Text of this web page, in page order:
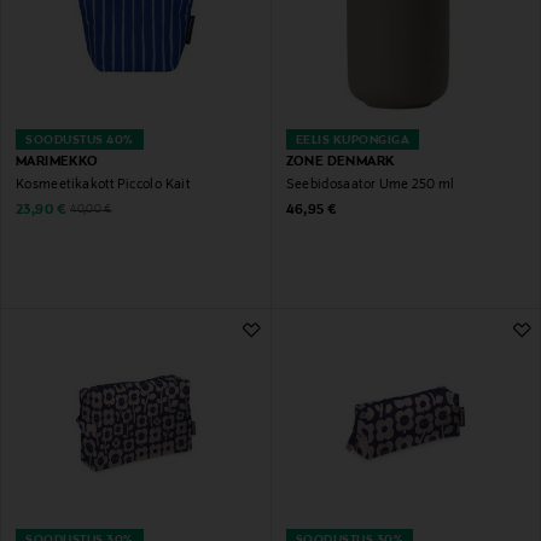
SOODUSTUS 40%
MARIMEKKO
Kosmeetikakott Piccolo Kait
Discounted Price
23,90 € Original Price
40,00 €
EELIS KUPONGIGA
ZONE DENMARK
Seebidosaator Ume 250 ml
Original Price
46,95 €